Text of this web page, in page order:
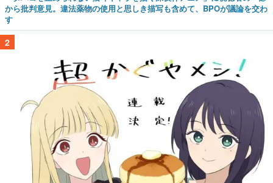
から批判意見。違法薬物の使用と思しき描写も含めて、BPOが議論を交わ
す
2